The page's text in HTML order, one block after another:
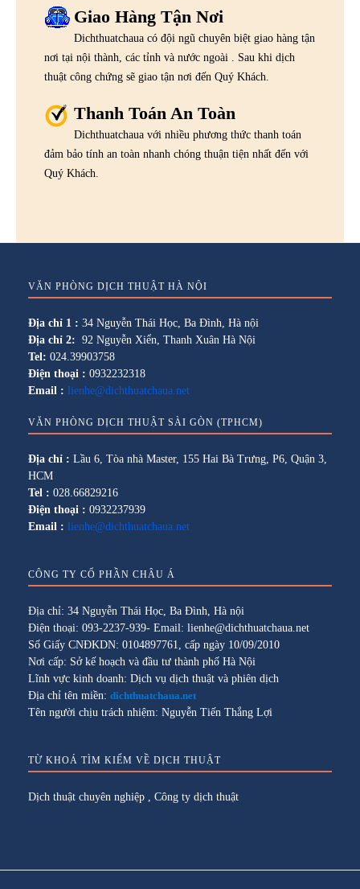
Giao Hàng Tận Nơi
Dichthuatchaua có đội ngũ chuyên biệt giao hàng tận
nơi tại nội thành, các tỉnh và nước ngoài . Sau khi dịch
thuật công chứng sẽ giao tận nơi đến Quý Khách.
Thanh Toán An Toàn
Dichthuatchaua với nhiều phương thức thanh toán
đảm bảo tính an toàn nhanh chóng thuận tiện nhất đến với
Quý Khách.
VĂN PHÒNG DỊCH THUẬT HÀ NỘI
Địa chỉ 1 : 34 Nguyễn Thái Học, Ba Đình, Hà nội
Địa chỉ 2: 92 Nguyễn Xiển, Thanh Xuân Hà Nội
Tel: 024.39903758
Điện thoại : 0932232318
Email : lienhe@dichthuatchaua.net
VĂN PHÒNG DỊCH THUẬT SÀI GÒN (TPHCM)
Địa chỉ : Lầu 6, Tòa nhà Master, 155 Hai Bà Trưng, P6, Quận 3,
HCM
Tel : 028.66829216
Điện thoại : 0932237939
Email : lienhe@dichthuatchaua.net
CÔNG TY CỔ PHẦN CHÂU Á
Địa chỉ: 34 Nguyễn Thái Học, Ba Đình, Hà nội
Điện thoại: 093-2237-939- Email: lienhe@dichthuatchaua.net
Số Giấy CNĐKDN: 0104897761, cấp ngày 10/09/2010
Nơi cấp: Sở kế hoạch và đầu tư thành phố Hà Nội
Lĩnh vực kinh doanh: Dịch vụ dịch thuật và phiên dịch
Địa chỉ tên miền: dichthuatchaua.net
Tên người chịu trách nhiệm: Nguyễn Tiến Thắng Lợi
TỪ KHOÁ TÌM KIẾM VỀ DỊCH THUẬT
Dịch thuật chuyên nghiệp , Công ty dịch thuật